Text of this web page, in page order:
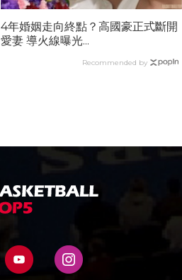
4年婚姻走向終點？高國豪正式斷開
愛妻 導火線曝光...
Recommended by